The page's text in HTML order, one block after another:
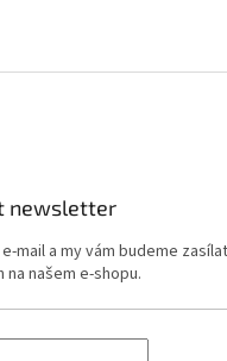
newsletter
mail a my vám budeme
našem e-shopu.